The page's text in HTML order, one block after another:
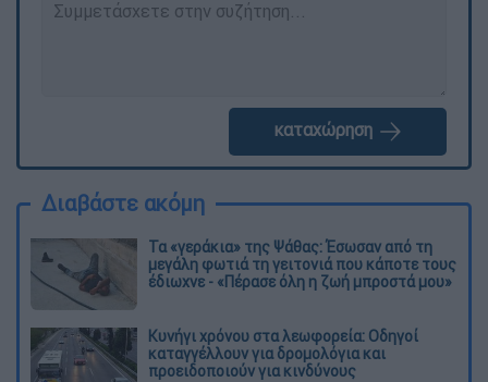
καταχώρηση
Διαβάστε ακόμη
Τα «γεράκια» της Ψάθας: Έσωσαν από τη
μεγάλη φωτιά τη γειτονιά που κάποτε τους
έδιωχνε - «Πέρασε όλη η ζωή μπροστά μου»
Κυνήγι χρόνου στα λεωφορεία: Οδηγοί
καταγγέλλουν για δρομολόγια και
προειδοποιούν για κινδύνους